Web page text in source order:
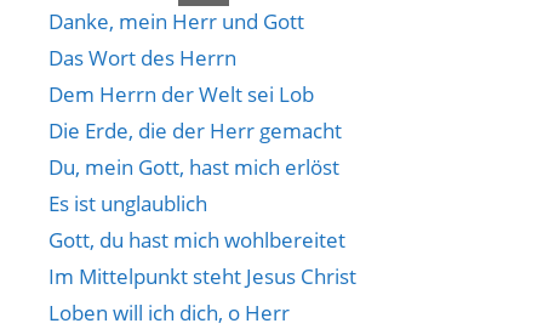
Danke, mein Herr und Gott
Das Wort des Herrn
Dem Herrn der Welt sei Lob
Die Erde, die der Herr gemacht
Du, mein Gott, hast mich erlöst
Es ist unglaublich
Gott, du hast mich wohlbereitet
Im Mittelpunkt steht Jesus Christ
Loben will ich dich, o Herr